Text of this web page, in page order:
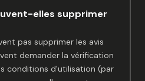
elles supprimer
pas supprimer les avis
demander la vérification
conditions d'utilisation (par